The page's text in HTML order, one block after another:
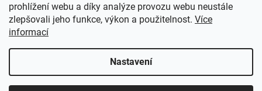
prohlížení webu a díky analýze provozu webu neustále
zlepšovali jeho funkce, výkon a použitelnost. Více
informací
Nastavení
Vytvořil Shoptet
Copyright 2026Rybářství Mareš. Všechna práva vyhrazena.